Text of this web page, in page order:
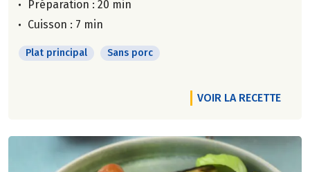
Préparation : 20 min
Cuisson : 7 min
Plat principal Sans porc
VOIR LA RECETTE